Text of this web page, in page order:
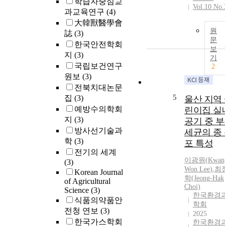
과교육연구 (4)
大韓獸醫學會
誌 (3)
한국안전학회
지 (3)
국립보건연구
원보 (3)
전북치대논문
집 (3)
예방수의학회
지 (3)
방사선기술과
학 (3)
전기의 세계
(3)
Korean Journal
of Agricultural
Science (3)
식품의약품안
전청 연보 (3)
한국가스학회
Vol.10
원
문
보
기
2
5
울산 지역
린이집 실
공기 중
세균의 종
포 특성
이광원(
Won Lee),최
학(Jeong-Hak
Choi)
한국환경
학회
2025
한국환경